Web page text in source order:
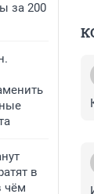
за 200
в
чём